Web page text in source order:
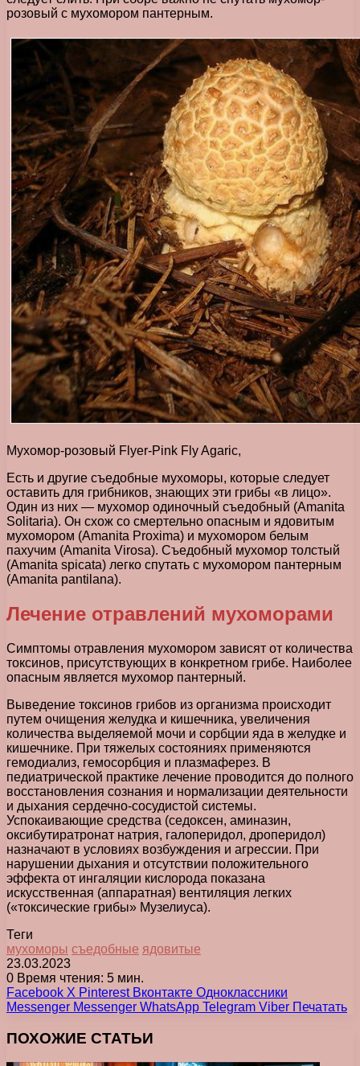
розовый с мухомором пантерным.
Мухомор-розовый Flyer-Pink Fly Agaric,
Есть и другие съедобные мухоморы, которые следует
оставить для грибников, знающих эти грибы «в лицо».
Один из них — мухомор одиночный съедобный (Amanita
Solitaria). Он схож со смертельно опасным и ядовитым
мухомором (Amanita Proxima) и мухомором белым
пахучим (Amanita Virosa). Съедобный мухомор толстый
(Amanita spicata) легко спутать с мухомором пантерным
(Amanita pantilana).
Лечение отравлений мухоморами
Симптомы отравления мухомором зависят от количества
токсинов, присутствующих в конкретном грибе. Наиболее
опасным является мухомор пантерный.
Выведение токсинов грибов из организма происходит
путем очищения желудка и кишечника, увеличения
количества выделяемой мочи и сорбции яда в желудке и
кишечнике. При тяжелых состояниях применяются
гемодиализ, гемосорбция и плазмаферез. В
педиатрической практике лечение проводится до полного
восстановления сознания и нормализации деятельности
и дыхания сердечно-сосудистой системы.
Успокаивающие средства (седоксен, аминазин,
оксибутиратронат натрия, галоперидол, дроперидол)
назначают в условиях возбуждения и агрессии. При
нарушении дыхания и отсутствии положительного
эффекта от ингаляции кислорода показана
искусственная (аппаратная) вентиляция легких
(«токсические грибы» Музелиуса).
Теги
мухоморы съедобные ядовитые
23.03.2023
0 Время чтения: 5 мин.
Facebook X Pinterest Вконтакте Одноклассники
Messenger Messenger WhatsApp Telegram Viber Печатать
ПОХОЖИЕ СТАТЬИ